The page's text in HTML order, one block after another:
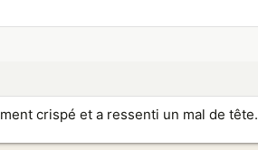
crispé et a ressenti un mal de tête.